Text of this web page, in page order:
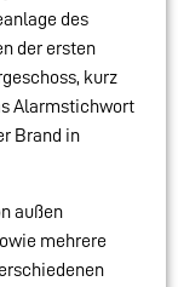
des
der ersten
kurz
Alarmstichwort
Brand in
außen
mehrere